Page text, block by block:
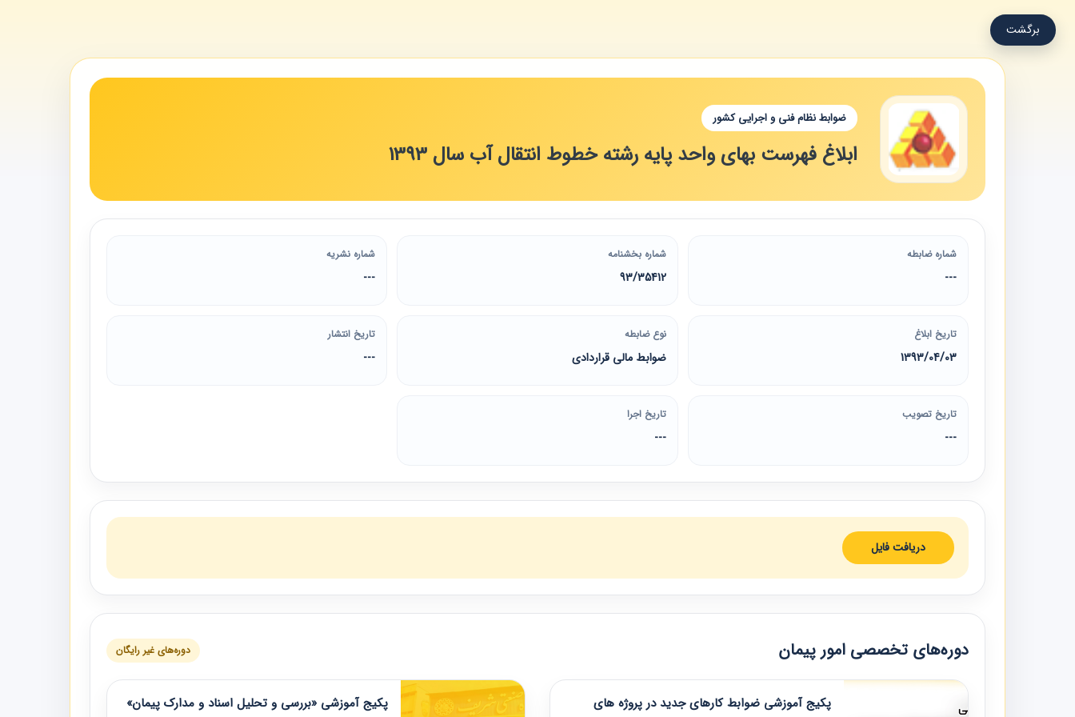
برگشت
ضوابط نظام فنی و اجرایی کشور
ابلاغ فهرست بهای واحد پایه رشته خطوط انتقال آب سال 1393
شماره ضابطه
---
شماره بخشنامه
93/35412
شماره نشریه
---
تاریخ ابلاغ
1393/04/03
نوع ضابطه
ضوابط مالی قراردادی
تاریخ انتشار
---
تاریخ تصویب
---
تاریخ اجرا
---
دریافت فایل
دوره‌های تخصصی امور پیمان دوره‌های غیر رایگان
پکیج آموزشی ضوابط کارهای جدید در پروژه های
پکیج آموزشی «بررسی و تحلیل اسناد و مدارک پیمان»